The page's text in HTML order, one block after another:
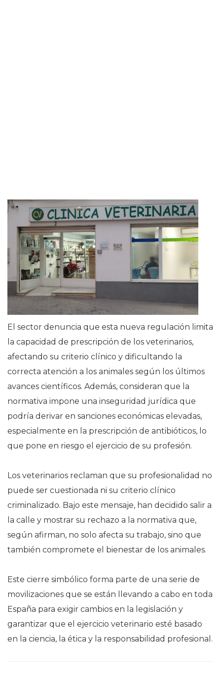
El sector denuncia que esta nueva regulación limita
la capacidad de prescripción de los veterinarios,
afectando su criterio clínico y dificultando la
correcta atención a los animales según los últimos
avances científicos. Además, consideran que la
normativa impone una inseguridad jurídica que
podría derivar en sanciones económicas elevadas,
especialmente en la prescripción de antibióticos, lo
que pone en riesgo el ejercicio de su profesión.
Los veterinarios reclaman que su profesionalidad no
puede ser cuestionada ni su criterio clínico
criminalizado. Bajo este mensaje, han decidido salir a
la calle y mostrar su rechazo a la normativa que,
según afirman, no solo afecta su trabajo, sino que
también compromete el bienestar de los animales.
Este cierre simbólico forma parte de una serie de
movilizaciones que se están llevando a cabo en toda
España para exigir cambios en la legislación y
garantizar que el ejercicio veterinario esté basado
en la ciencia, la ética y la responsabilidad profesional.